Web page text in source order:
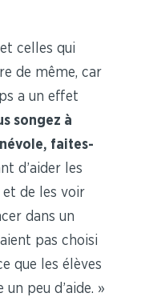
celles qui
de même, car
a un effet
songez à
faites-
d’aider les
et de les voir
dans un
pas choisi
que les élèves
peu d’aide. »